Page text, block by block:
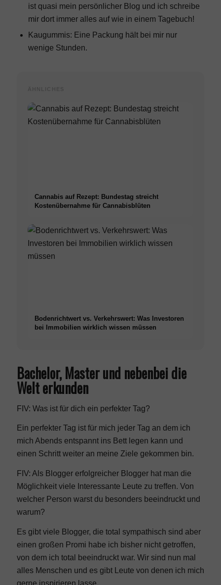
ist quasi mein persönlicher Blog und ich schreibe
mir dort immer alles auf wie in einem Tagebuch!
Kaugummis: Eine Packung hält bei mir nur
wenige Stunden.
Cannabis auf Rezept: Bundestag streicht
Kostenübernahme für Cannabisblüten
Bodenrichtwert vs. Verkehrswert: Was Investoren
bei Immobilien wirklich wissen müssen
Bachelor, Master und nebenbei die
Welt erkunden
FIV: Was ist für dich ein perfekter Tag?
Ein perfekter Tag ist für mich jeder Tag an dem ich
mich Abends entspannt ins Bett legen kann und
einen Schritt weiter an meine Ziele gekommen bin.
FIV: Als Blogger erfolgreicher Blogger hat man die
Möglichkeit viele Interessante Leute zu treffen. Von
welcher Person warst du besonders beeindruckt und
warum?
Es gibt viele Blogger, die total sympathisch sind aber
einen großen Promi habe ich bisher nicht getroffen,
von dem ich total beeindruckt war. Wir sind nun mal
alles Menschen und es gibt Leute von denen ich mich
gerne inspirieren lasse.